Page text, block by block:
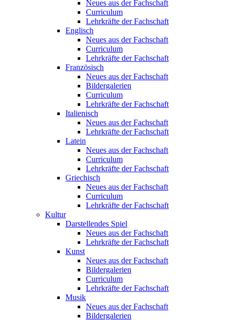
Neues aus der Fachschaft
Curriculum
Lehrkräfte der Fachschaft
Englisch
Neues aus der Fachschaft
Curriculum
Lehrkräfte der Fachschaft
Französisch
Neues aus der Fachschaft
Bildergalerien
Curriculum
Lehrkräfte der Fachschaft
Italienisch
Neues aus der Fachschaft
Lehrkräfte der Fachschaft
Latein
Neues aus der Fachschaft
Curriculum
Lehrkräfte der Fachschaft
Griechisch
Neues aus der Fachschaft
Curriculum
Lehrkräfte der Fachschaft
Kultur
Darstellendes Spiel
Neues aus der Fachschaft
Lehrkräfte der Fachschaft
Kunst
Neues aus der Fachschaft
Bildergalerien
Curriculum
Lehrkräfte der Fachschaft
Musik
Neues aus der Fachschaft
Bildergalerien